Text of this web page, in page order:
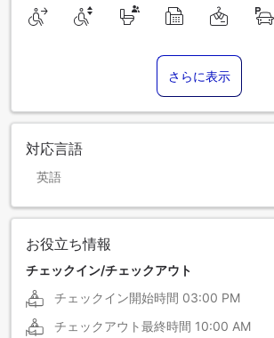
さらに表示
対応言語
英語
お役立ち情報
チェックイン/チェックアウト
チェックイン開始時間 03:00 PM
チェックアウト最終時間 10:00 AM